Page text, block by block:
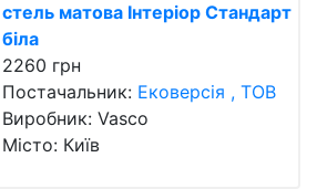
стель матова Інтеріор Стандарт
біла
2260 грн
Постачальник: Ековерсія , ТОВ
Виробник: Vasco
Місто: Київ